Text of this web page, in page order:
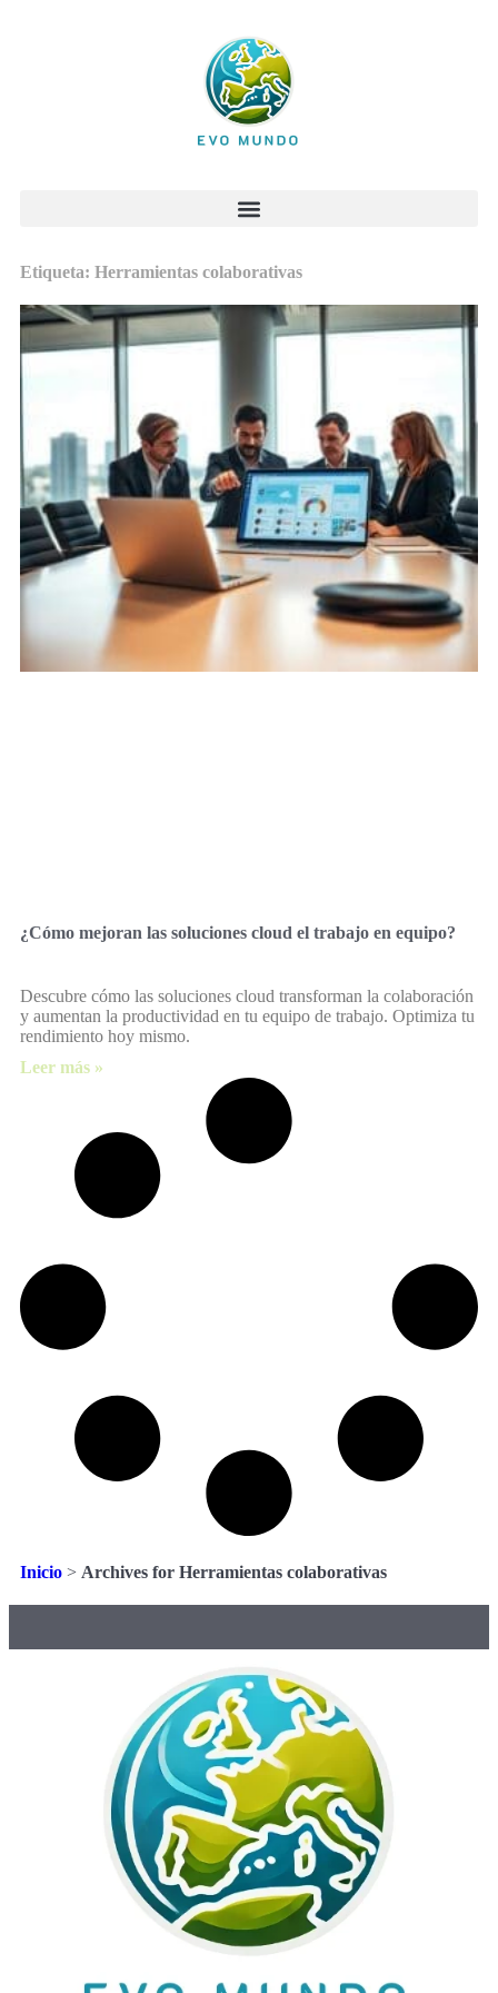
Etiqueta: Herramientas colaborativas
¿Cómo mejoran las soluciones cloud el trabajo en equipo?
Descubre cómo las soluciones cloud transforman la colaboración
y aumentan la productividad en tu equipo de trabajo. Optimiza tu
rendimiento hoy mismo.
Leer más »
Inicio > Archives for Herramientas colaborativas